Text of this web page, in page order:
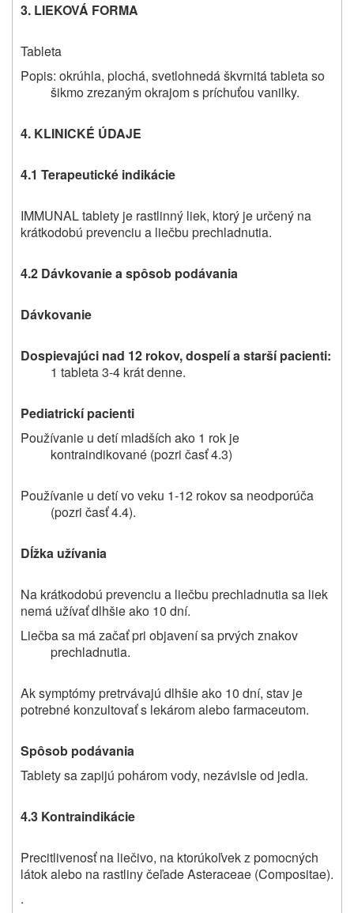
3. LIEKOVÁ FORMA
Tableta
Popis: okrúhla, plochá, svetlohnedá škvrnitá tableta so
šikmo zrezaným okrajom s príchuťou vanilky.
4. KLINICKÉ ÚDAJE
4.1 Terapeutické indikácie
IMMUNAL tablety je rastlinný liek, ktorý je určený na
krátkodobú prevenciu a liečbu prechladnutia.
4.2 Dávkovanie a spôsob podávania
Dávkovanie
Dospievajúci nad 12 rokov, dospelí a starší pacienti:
1 tableta 3-4 krát denne.
Pediatrickí pacienti
Používanie u detí mladších ako 1 rok je
kontraindikované (pozri časť 4.3)
Používanie u detí vo veku 1-12 rokov sa neodporúča
(pozri časť 4.4).
Dĺžka užívania
Na krátkodobú prevenciu a liečbu prechladnutia sa liek
nemá užívať dlhšie ako 10 dní.
Liečba sa má začať pri objavení sa prvých znakov
prechladnutia.
Ak symptómy pretrvávajú dlhšie ako 10 dní, stav je
potrebné konzultovať s lekárom alebo farmaceutom.
Spôsob podávania
Tablety sa zapijú pohárom vody, nezávisle od jedla.
4.3 Kontraindikácie
Precitlivenosť na liečivo, na ktorúkoľvek z pomocných
látok alebo na rastliny čeľade Asteraceae (Compositae).
.